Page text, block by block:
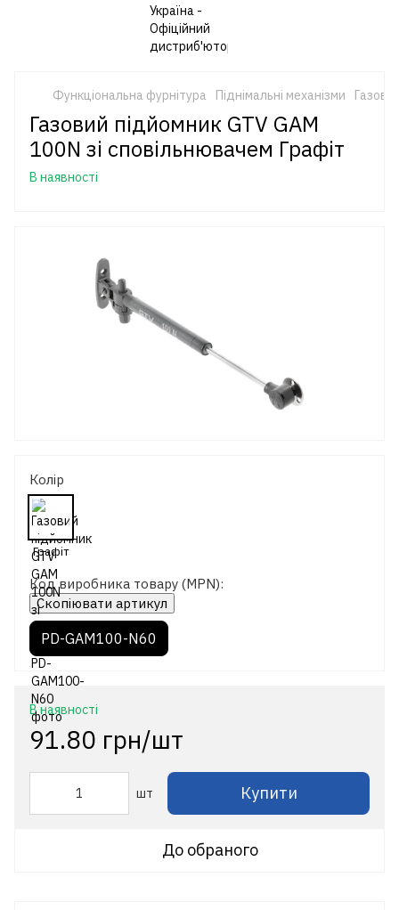
Функціональна фурнітура Піднімальні механізми
Газовий підйомник GTV GАМ
100N зі сповільнювачем Графіт
В наявності
Колір
Код виробника товару (MPN):
Скопіювати артикул
PD-GAM100-N60
В наявності
91.80 грн/шт
шт Купити
До обраного